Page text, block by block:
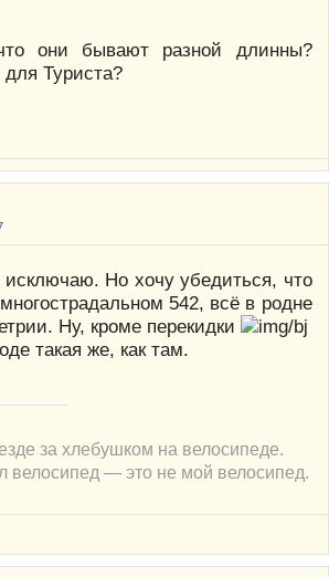
они бывают разной длинны?
Туриста?
Но хочу убедиться, что
542, всё в родне
Ну, кроме перекидки
такая же, как там.
за хлебушком на велосипеде.
велосипед — это не мой велосипед.